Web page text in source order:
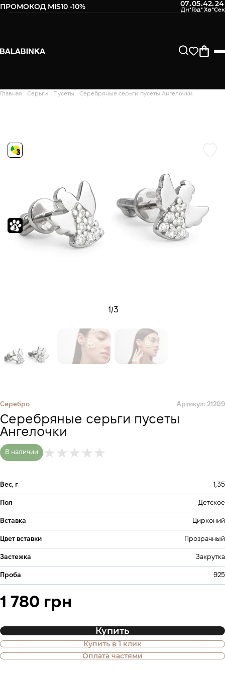
ПРОМОКОД MIS10 -10% 07:05:42:23
Главная Серьги Пусеты Серебряные серьги пусеты Ангелочки
1/3
Серебро Артикул: 21209
Серебряные серьги пусеты
Ангелочки
В наличии
Вес, г 1,35
Пол Детское
Вставка Цирконий
Цвет вставки Прозрачный
Застежка Закрутка
Проба 925
1 780 грн
Купить
Купить в 1 клик
Оплата частями
Также доступна покупка товара в
оплату частями
Дякуємо. Ваш відгук
отправлено СМС о его наличии в нашем магазине.